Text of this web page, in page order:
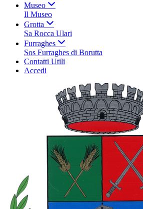
Museo
Il Museo
Grotta
Sa Rocca Ulari
Furraghes
Sos Furraghes di Borutta
Contatti Utili
Accedi